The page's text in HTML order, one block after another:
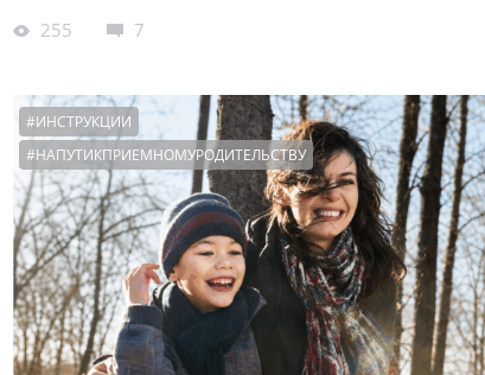
255 7
#ИНСТРУКЦИИ
#НАПУТИКПРИЕМНОМУРОДИТЕЛЬСТВУ